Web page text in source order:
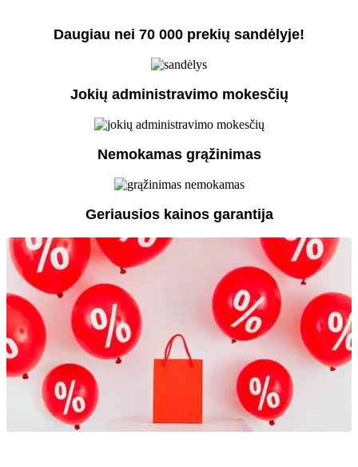
Daugiau nei 70 000 prekių sandėlyje!
Jokių administravimo mokesčių
Nemokamas grąžinimas
Geriausios kainos garantija